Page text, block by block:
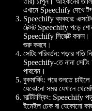
এখানে Speechify দেখে
Speechify ব্যবহার:
টেক্সট Speechify পড়ে
Speechify সিলেক্ট করুন।
শুরু করবে।
সেটিং পরিবর্তন: পড়ার গতি
Speechify-তে নানা
পারবেন।
বুকমার্কিং: পরে শুনতে
যেকোনো সময় যেখানে
মাল্টিটাস্কিং: Speechify
ইমেইল চেক বা যেকোনো